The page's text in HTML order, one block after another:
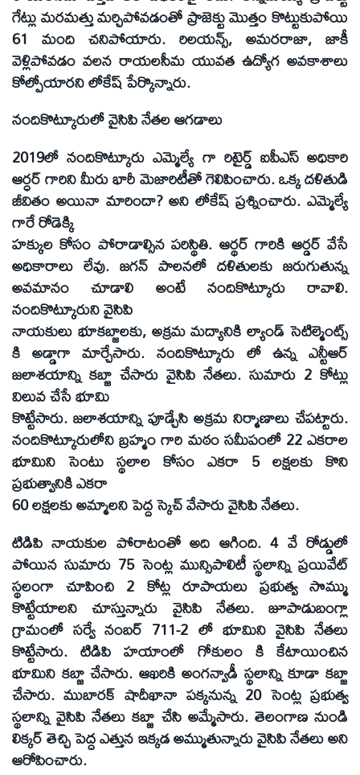
గేట్లు మరమత్తు మర్చిపోవడంతో ప్రాజెక్టు మొత్తం కొట్టుకుపోయి
61 మంది చనిపోయారు. రిలయన్స్, అమరరాజా, జాకీ
వెళ్లిపోవడం వలన రాయలసీమ యువత ఉద్యోగ అవకాశాలు
కోల్పోయారని లోకేష్ పేర్కొన్నారు.
నందికొట్కూరులో వైసిపి నేతల ఆగడాలు
2019లో నందికొట్కూరు ఎమ్మెల్యే గా రిటైర్డ్ ఐపీఎస్ అధికారి
ఆర్ధర్ గారిని మీరు భారీ మెజారిటీతో గెలిపించారు. ఒక్క దళితుడి
జీవితం అయినా మారిందా? అని లోకేష్ ప్రశ్నించారు. ఎమ్మెల్యే
గారే రోడెక్కి
హక్కుల కోసం పోరాడాల్సిన పరిస్థితి. ఆర్థర్ గారికి ఆర్డర్ వేసే
అధికారాలు లేవు. జగన్ పాలనలో దళితులకు జరుగుతున్న
అవమానం చూడాలి అంటే నందికొట్కూరు రావాలి.
నందికొట్కూరుని వైసిపి
నాయకులు భూకబ్జాలకు, అక్రమ మద్యానికి ల్యాండ్ సెటిల్మెంట్స్
కి అడ్డాగా మార్చేసారు. నందికొట్కూరు లో ఉన్న ఎన్టీఆర్
జలాశయాన్ని కబ్జా చేసారు వైసిపి నేతలు. సుమారు 2 కోట్లు
విలువ చేసే భూమి
కొట్టేసారు. జలాశయాన్ని పూడ్చేసి అక్రమ నిర్మాణాలు చేపట్టారు.
నందికొట్కూరులోని బ్రహ్మం గారి మఠం సమీపంలో 22 ఎకరాల
భూమిని సెంటు స్థలాల కోసం ఎకరా 5 లక్షలకు కొని
ప్రభుత్వానికి ఎకరా
60 లక్షలకు అమ్మాలని పెద్ద స్కెచ్ వేసారు వైసిపి నేతలు.
టిడిపి నాయకుల పోరాటంతో అది ఆగింది. 4 వే రోడ్డులో
పోయిన సుమారు 75 సెంట్ల మున్సిపాలిటీ స్థలాన్ని ప్రయివేట్
స్థలంగా చూపించి 2 కోట్ల రూపాయలు ప్రభుత్వ సొమ్ము
కొట్టేయాలని చూస్తున్నారు వైసిపి నేతలు. జూపాడుబంగ్లా
గ్రామంలో సర్వే నంబర్ 711-2 లో భూమిని వైసిపి నేతలు
కొట్టేసారు. టిడిపి హయాంలో గోకులం కి కేటాయించిన
భూమిని కబ్జా చేసారు. ఆఖరికి అంగన్వాడీ స్థలాన్ని కూడా కబ్జా
చేసారు. ముబారక్ షాదీఖానా పక్కనున్న 20 సెంట్ల ప్రభుత్వ
స్థలాన్ని వైసిపి నేతలు కబ్జా చేసి అమ్మేసారు. తెలంగాణ నుండి
లిక్కర్ తెచ్చి పెద్ద ఎత్తున ఇక్కడ అమ్ముతున్నారు వైసిపి నేతలు అని
ఆరోపించారు.